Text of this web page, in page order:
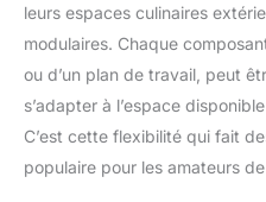
leurs espaces culinaires
modulaires. Chaque
ou d’un plan de travail, peut
s’adapter à l’espace
C’est cette flexibilité qui fait
populaire pour les amateurs